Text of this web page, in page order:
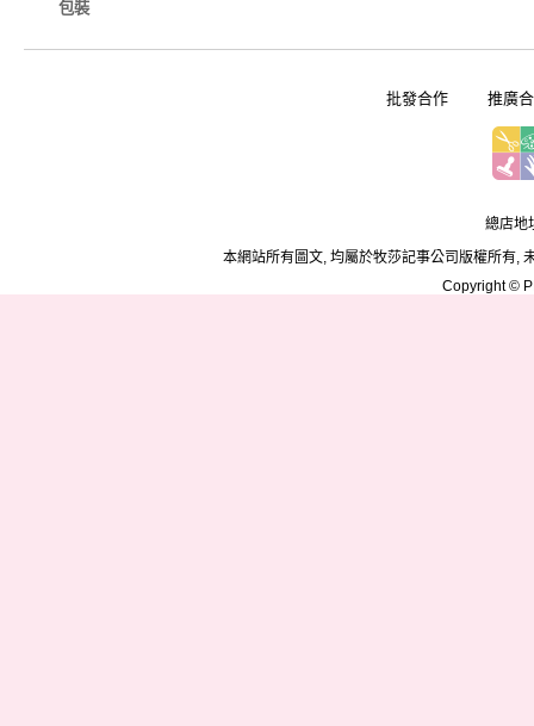
包裝
批發合作 推廣
總店地
本網站所有圖文, 均屬於牧莎記事公司版權所有,
Copyright ©